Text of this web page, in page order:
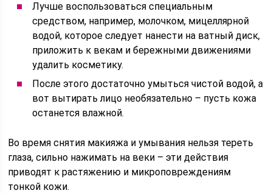
Лучше воспользоваться специальным
средством, например, молочком, мицеллярной
водой, которое следует нанести на ватный диск,
приложить к векам и бережными движениями
удалить косметику.
После этого достаточно умыться чистой водой, а
вот вытирать лицо необязательно – пусть кожа
останется влажной.
Во время снятия макияжа и умывания нельзя тереть
глаза, сильно нажимать на веки – эти действия
приводят к растяжению и микроповреждениям
тонкой кожи.